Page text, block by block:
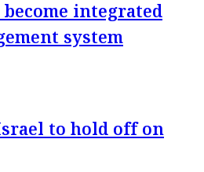
integrated
system
to hold off on